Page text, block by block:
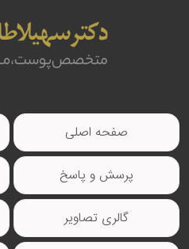
صفحه اصلی
پرسش و پاسخ
گالری تصاویر